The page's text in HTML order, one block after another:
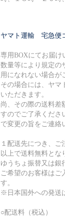
ヤマト運輸 宅急便
専用BOXにてお届け
数量等により規定の
用になれない場合が
その場合には、ヤマ
いただきます。
尚、その際の送料差
すのでご了承くださ
で変更の旨をご連絡
１配送先につき、ご
以上で送料無料と
ゆうちょ振替又は
ご希望のお客様はご
す。
※日本国外への発送
○配送料（税込）